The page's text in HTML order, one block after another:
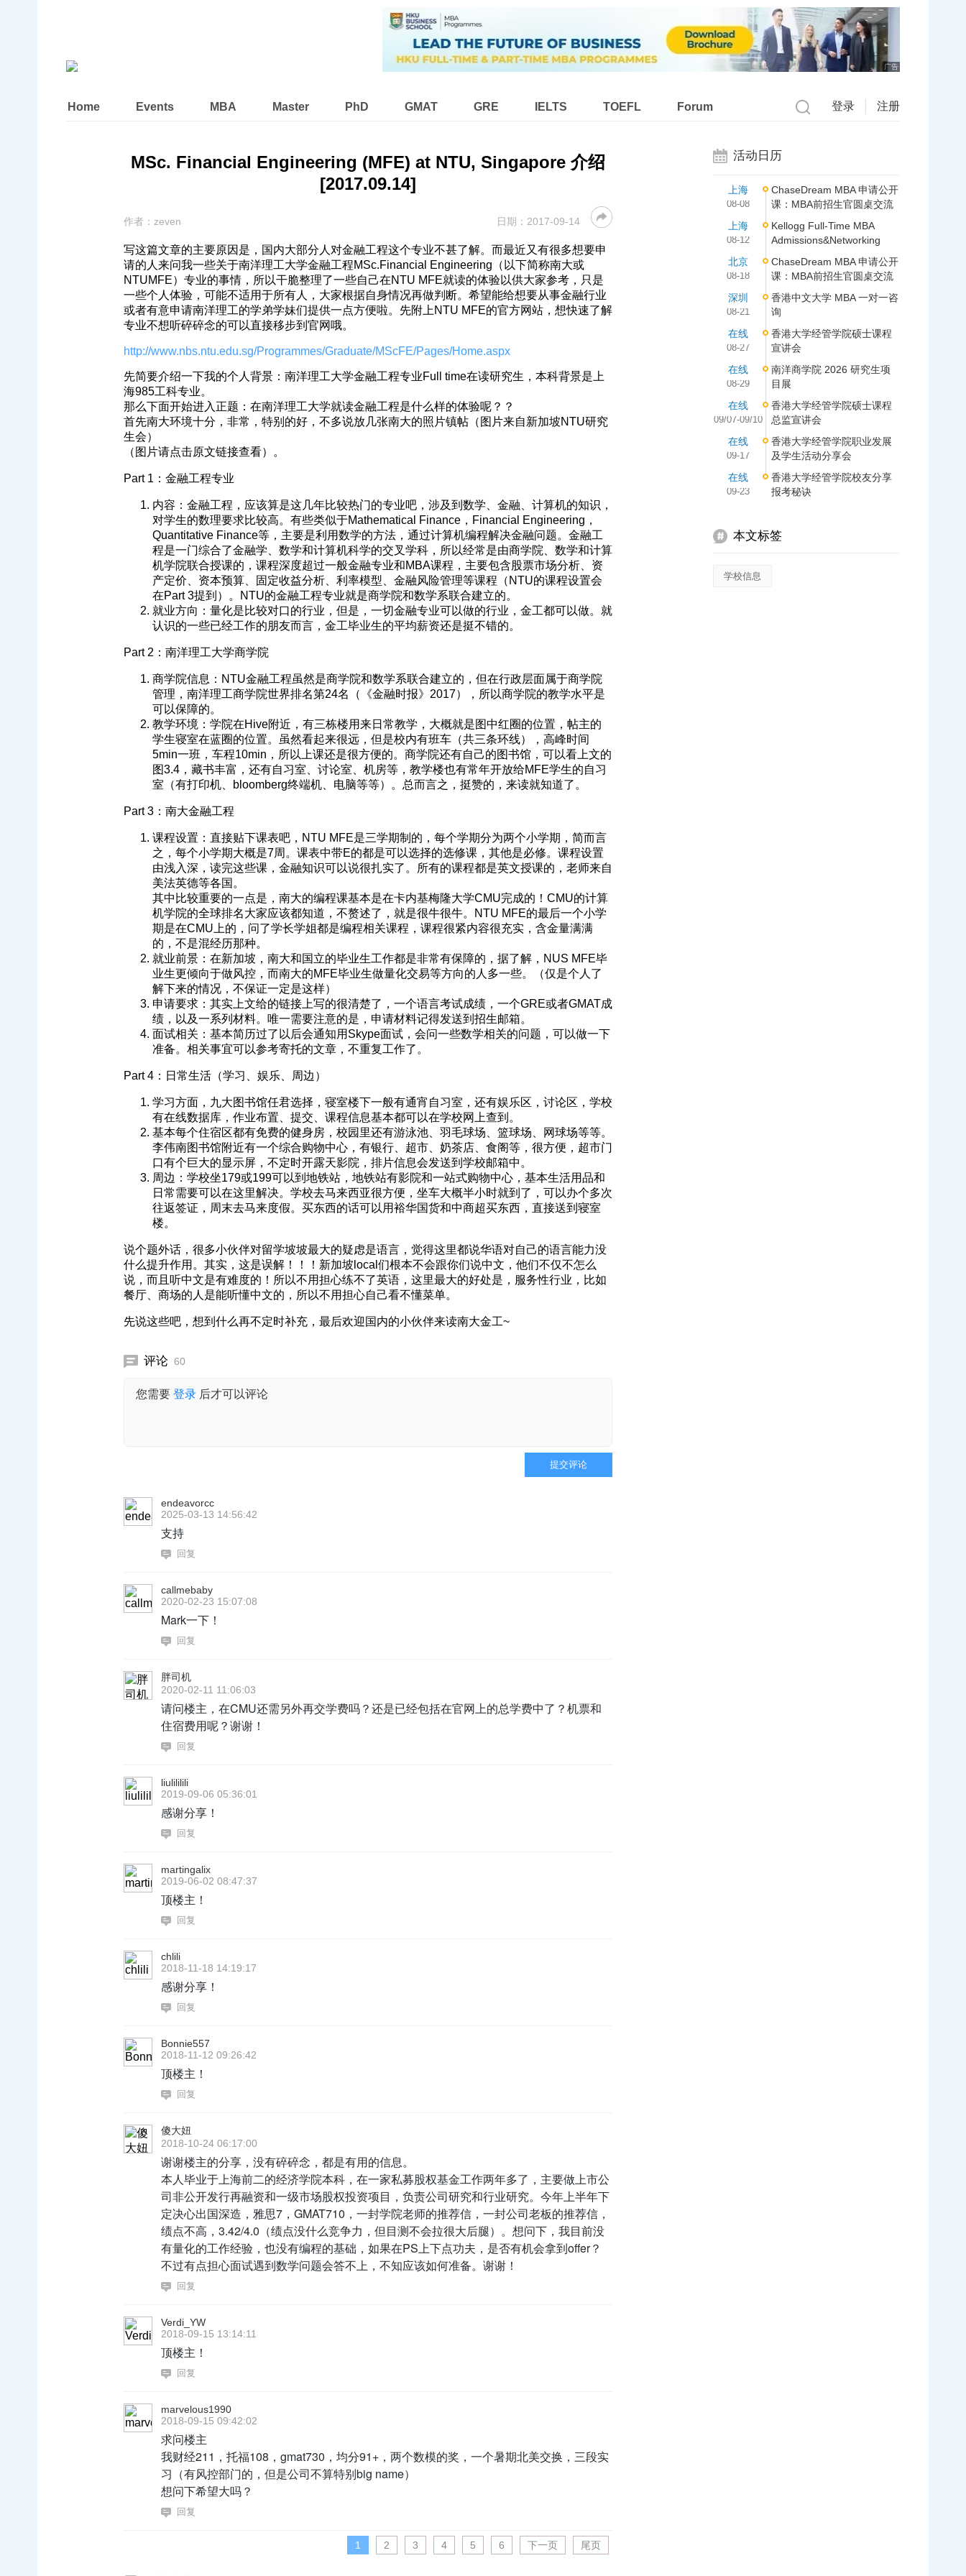
广告
Home Events MBA Master PhD GMAT GRE IELTS TOEFL Forum 登录 注册
MSc. Financial Engineering (MFE) at NTU, Singapore 介绍
[2017.09.14]
作者： zeven 日期： 2017-09-14
写这篇文章的主要原因是，国内大部分人对金融工程这个专业不甚了解。而最近又有很多想要申
请的人来问我一些关于南洋理工大学金融工程MSc.Financial Engineering（以下简称南大或
NTUMFE）专业的事情，所以干脆整理了一些自己在NTU MFE就读的体验以供大家参考，只是
一些个人体验，可能不适用于所有人，大家根据自身情况再做判断。希望能给想要从事金融行业
或者有意申请南洋理工的学弟学妹们提供一点方便啦。先附上NTU MFE的官方网站，想快速了解
专业不想听碎碎念的可以直接移步到官网哦。
http://www.nbs.ntu.edu.sg/Programmes/Graduate/MScFE/Pages/Home.aspx
先简要介绍一下我的个人背景：南洋理工大学金融工程专业Full time在读研究生，本科背景是上
海985工科专业。
那么下面开始进入正题：在南洋理工大学就读金融工程是什么样的体验呢？？
首先南大环境十分，非常，特别的好，不多说放几张南大的照片镇帖（图片来自新加坡NTU研究
生会）
（图片请点击原文链接查看）。
Part 1：金融工程专业
内容：金融工程，应该算是这几年比较热门的专业吧，涉及到数学、金融、计算机的知识，
对学生的数理要求比较高。有些类似于Mathematical Finance，Financial Engineering，
Quantitative Finance等，主要是利用数学的方法，通过计算机编程解决金融问题。金融工
程是一门综合了金融学、数学和计算机科学的交叉学科，所以经常是由商学院、数学和计算
机学院联合授课的，课程深度超过一般金融专业和MBA课程，主要包含股票市场分析、资
产定价、资本预算、固定收益分析、利率模型、金融风险管理等课程（NTU的课程设置会
在Part 3提到）。NTU的金融工程专业就是商学院和数学系联合建立的。
就业方向：量化是比较对口的行业，但是，一切金融专业可以做的行业，金工都可以做。就
认识的一些已经工作的朋友而言，金工毕业生的平均薪资还是挺不错的。
Part 2：南洋理工大学商学院
商学院信息：NTU金融工程虽然是商学院和数学系联合建立的，但在行政层面属于商学院
管理，南洋理工商学院世界排名第24名（《金融时报》2017），所以商学院的教学水平是
可以保障的。
教学环境：学院在Hive附近，有三栋楼用来日常教学，大概就是图中红圈的位置，帖主的
学生寝室在蓝圈的位置。虽然看起来很远，但是校内有班车（共三条环线），高峰时间
5min一班，车程10min，所以上课还是很方便的。商学院还有自己的图书馆，可以看上文的
图3.4，藏书丰富，还有自习室、讨论室、机房等，教学楼也有常年开放给MFE学生的自习
室（有打印机、bloomberg终端机、电脑等等）。总而言之，挺赞的，来读就知道了。
Part 3：南大金融工程
课程设置：直接贴下课表吧，NTU MFE是三学期制的，每个学期分为两个小学期，简而言
之，每个小学期大概是7周。课表中带E的都是可以选择的选修课，其他是必修。课程设置
由浅入深，读完这些课，金融知识可以说很扎实了。所有的课程都是英文授课的，老师来自
美法英德等各国。
其中比较重要的一点是，南大的编程课基本是在卡内基梅隆大学CMU完成的！CMU的计算
机学院的全球排名大家应该都知道，不赘述了，就是很牛很牛。NTU MFE的最后一个小学
期是在CMU上的，问了学长学姐都是编程相关课程，课程很紧内容很充实，含金量满满
的，不是混经历那种。
就业前景：在新加坡，南大和国立的毕业生工作都是非常有保障的，据了解，NUS MFE毕
业生更倾向于做风控，而南大的MFE毕业生做量化交易等方向的人多一些。（仅是个人了
解下来的情况，不保证一定是这样）
申请要求：其实上文给的链接上写的很清楚了，一个语言考试成绩，一个GRE或者GMAT成
绩，以及一系列材料。唯一需要注意的是，申请材料记得发送到招生邮箱。
面试相关：基本简历过了以后会通知用Skype面试，会问一些数学相关的问题，可以做一下
准备。相关事宜可以参考寄托的文章，不重复工作了。
Part 4：日常生活（学习、娱乐、周边）
学习方面，九大图书馆任君选择，寝室楼下一般有通宵自习室，还有娱乐区，讨论区，学校
有在线数据库，作业布置、提交、课程信息基本都可以在学校网上查到。
基本每个住宿区都有免费的健身房，校园里还有游泳池、羽毛球场、篮球场、网球场等等。
李伟南图书馆附近有一个综合购物中心，有银行、超市、奶茶店、食阁等，很方便，超市门
口有个巨大的显示屏，不定时开露天影院，排片信息会发送到学校邮箱中。
周边：学校坐179或199可以到地铁站，地铁站有影院和一站式购物中心，基本生活用品和
日常需要可以在这里解决。学校去马来西亚很方便，坐车大概半小时就到了，可以办个多次
往返签证，周末去马来度假。买东西的话可以用裕华国货和中商超买东西，直接送到寝室
楼。
说个题外话，很多小伙伴对留学坡坡最大的疑虑是语言，觉得这里都说华语对自己的语言能力没
什么提升作用。其实，这是误解！！！新加坡local们根本不会跟你们说中文，他们不仅不怎么
说，而且听中文是有难度的！所以不用担心练不了英语，这里最大的好处是，服务性行业，比如
餐厅、商场的人是能听懂中文的，所以不用担心自己看不懂菜单。
先说这些吧，想到什么再不定时补充，最后欢迎国内的小伙伴来读南大金工~
评论 60
您需要 登录 后才可以评论
提交评论
endeavorcc
2025-03-13 14:56:42
支持
回复
callmebaby
2020-02-23 15:07:08
Mark一下！
回复
胖司机
2020-02-11 11:06:03
请问楼主，在CMU还需另外再交学费吗？还是已经包括在官网上的总学费中了？机票和
住宿费用呢？谢谢！
回复
liulililili
2019-09-06 05:36:01
感谢分享！
回复
martingalix
2019-06-02 08:47:37
顶楼主！
回复
chlili
2018-11-18 14:19:17
感谢分享！
回复
Bonnie557
2018-11-12 09:26:42
顶楼主！
回复
傻大妞
2018-10-24 06:17:00
谢谢楼主的分享，没有碎碎念，都是有用的信息。
本人毕业于上海前二的经济学院本科，在一家私募股权基金工作两年多了，主要做上市公
司非公开发行再融资和一级市场股权投资项目，负责公司研究和行业研究。今年上半年下
定决心出国深造，雅思7，GMAT710，一封学院老师的推荐信，一封公司老板的推荐信，
绩点不高，3.42/4.0（绩点没什么竞争力，但目测不会拉很大后腿）。想问下，我目前没
有量化的工作经验，也没有编程的基础，如果在PS上下点功夫，是否有机会拿到offer？
不过有点担心面试遇到数学问题会答不上，不知应该如何准备。谢谢！
回复
Verdi_YW
2018-09-15 13:14:11
顶楼主！
回复
marvelous1990
2018-09-15 09:42:02
求问楼主
我财经211，托福108，gmat730，均分91+，两个数模的奖，一个暑期北美交换，三段实
习（有风控部门的，但是公司不算特别big name）
想问下希望大吗？
回复
1 2 3 4 5 6 下一页 尾页
活动日历
上海
08-08
ChaseDream MBA 申请公开
课：MBA前招生官圆桌交流
上海
08-12
Kellogg Full-Time MBA
Admissions&Networking
北京
08-18
ChaseDream MBA 申请公开
课：MBA前招生官圆桌交流
深圳
08-21
香港中文大学 MBA 一对一咨
询
在线
08-27
香港大学经管学院硕士课程
宣讲会
在线
08-29
南洋商学院 2026 研究生项
目展
在线
09/07-09/10
香港大学经管学院硕士课程
总监宣讲会
在线
09-17
香港大学经管学院职业发展
及学生活动分享会
在线
09-23
香港大学经管学院校友分享
报考秘诀
本文标签
学校信息